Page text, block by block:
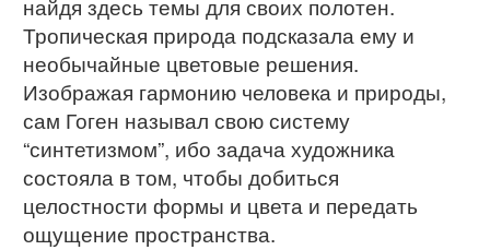
найдя здесь темы для своих полотен.
Тропическая природа подсказала ему и
необычайные цветовые решения.
Изображая гармонию человека и природы,
сам Гоген называл свою систему
“синтетизмом”, ибо задача художника
состояла в том, чтобы добиться
целостности формы и цвета и передать
ощущение пространства.